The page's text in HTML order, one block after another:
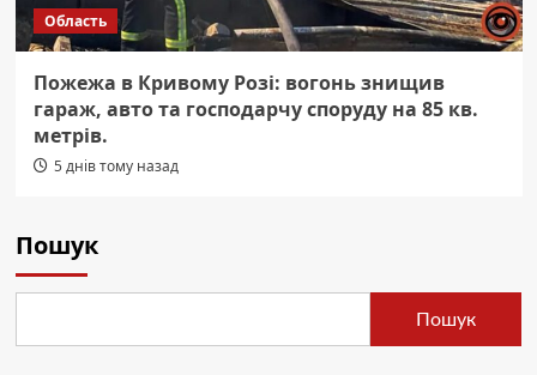
Область
Пожежа в Кривому Розі: вогонь знищив
гараж, авто та господарчу споруду на 85 кв.
метрів.
5 днів тому назад
Пошук
Пошук